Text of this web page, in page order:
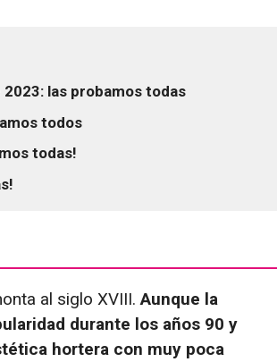
las probamos todas
todos
todas!
al siglo XVIII.Aunque la
durante los años 90 y
hortera con muy poca